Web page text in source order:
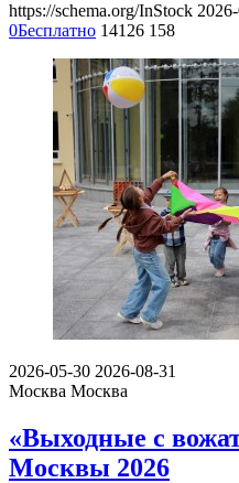
https://schema.org/InStock
0Бесплатно 14126 158
2026-05-30 2026-08-31
Москва Москва
«Выходные с
Москвы 2026